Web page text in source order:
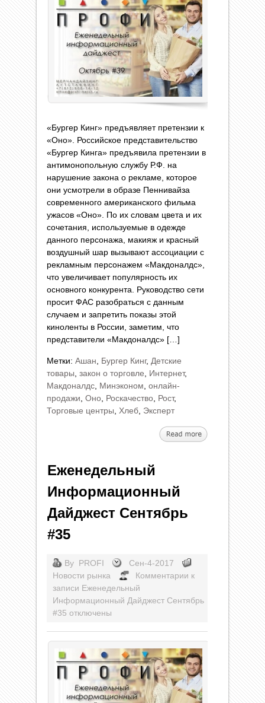
«Бургер Кинг» предъявляет претензии к
«Оно». Российское представительство
«Бургер Кинга» предъявила претензии в
антимонопольную службу Р.Ф. на
нарушение закона о рекламе, которое
они усмотрели в образе Пеннивайза
современного американского фильма
ужасов «Оно». По их словам цвета и их
сочетания, используемые в одежде
данного персонажа, макияж и красный
воздушный шар вызывают ассоциации с
рекламным персонажем «Макдоналдс»,
что увеличивает популярность их
основного конкурента. Руководство сети
просит ФАС разобраться с данным
случаем и запретить показы этой
киноленты в России, заметим, что
представители «Макдоналдс» […]
Метки: Ашан Бургер Кинг, Детские
товары закон о торговле Интернет,
Макдоналдс Минэконом онлайн-
продажи Оно Роскачество Рост,
Торговые центры
Хлеб Эксперт
Еженедельный
Информационный
Дайджест Сентябрь
#35
By PROFI
Сен-4-2017
Новости рынка
Комментарии к
записи Еженедельный
Информационный Дайджест Сентябрь
#35 отключены